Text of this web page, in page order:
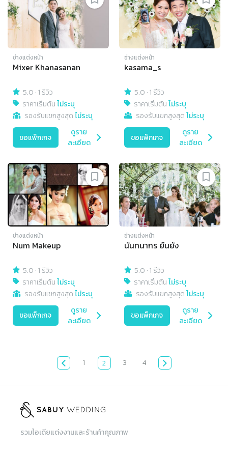
ช่างแต่งหน้า
Mixer Khanasanan
5.0 ·1 รีวิว
ราคาเริ่มต้นไม่ระบุ
รองรับแขกสูงสุดไม่ระบุ
ขอแพ็กเกจ
ดูราย
ละเอียด
ช่างแต่งหน้า
kasama_s
5.0 ·1 รีวิว
ราคาเริ่มต้นไม่ระบุ
รองรับแขกสูงสุดไม่ระบุ
ขอแพ็กเกจ
ดูราย
ละเอียด
ช่างแต่งหน้า
Num Makeup
5.0 ·1 รีวิว
ราคาเริ่มต้นไม่ระบุ
รองรับแขกสูงสุดไม่ระบุ
ขอแพ็กเกจ
ดูราย
ละเอียด
ช่างแต่งหน้า
นันทนากร ยืนยั่ง
5.0 ·1 รีวิว
ราคาเริ่มต้นไม่ระบุ
รองรับแขกสูงสุดไม่ระบุ
ขอแพ็กเกจ
ดูราย
ละเอียด
1 2 3 4
รวมไอเดียแต่งงานและร้านค้าคุณภาพ